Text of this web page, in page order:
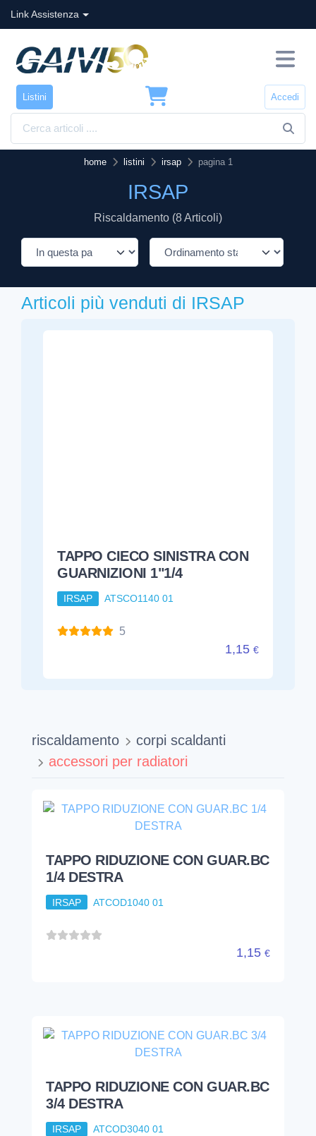
Link Assistenza
Listini Accedi
home listini irsap pagina 1
IRSAP
Riscaldamento (8 Articoli)
Articoli più venduti di IRSAP
TAPPO CIECO SINISTRA CON
GUARNIZIONI 1"1/4
IRSAP ATSCO1140 01
5
1,15 €
riscaldamento
corpi scaldanti
accessori per radiatori
TAPPO RIDUZIONE CON GUAR.BC
1/4 DESTRA
IRSAP ATCOD1040 01
1,15 €
TAPPO RIDUZIONE CON GUAR.BC
3/4 DESTRA
IRSAP ATCOD3040 01